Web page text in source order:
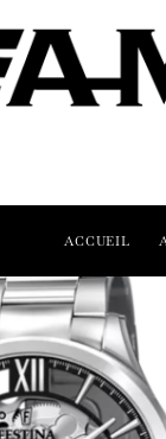
ACCUEIL